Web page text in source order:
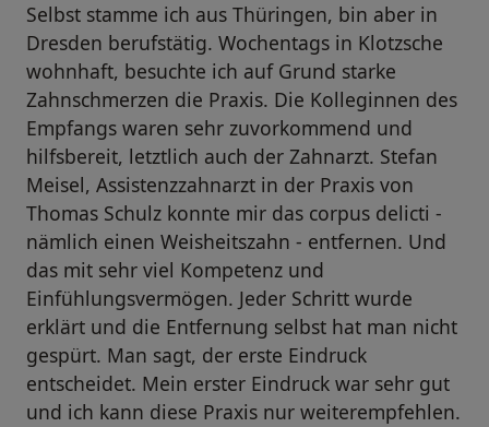
Selbst stamme ich aus Thüringen, bin aber in
Dresden berufstätig. Wochentags in Klotzsche
wohnhaft, besuchte ich auf Grund starke
Zahnschmerzen die Praxis. Die Kolleginnen des
Empfangs waren sehr zuvorkommend und
hilfsbereit, letztlich auch der Zahnarzt. Stefan
Meisel, Assistenzzahnarzt in der Praxis von
Thomas Schulz konnte mir das corpus delicti -
nämlich einen Weisheitszahn - entfernen. Und
das mit sehr viel Kompetenz und
Einfühlungsvermögen. Jeder Schritt wurde
erklärt und die Entfernung selbst hat man nicht
gespürt. Man sagt, der erste Eindruck
entscheidet. Mein erster Eindruck war sehr gut
und ich kann diese Praxis nur weiterempfehlen.